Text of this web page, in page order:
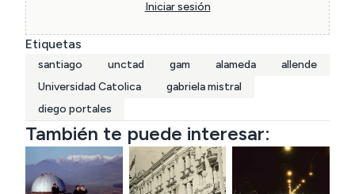
Iniciar sesión
Etiquetas
santiago unctad gam alameda
allende
Universidad Catolica
gabriela mistral
diego portales
También te puede interesar: